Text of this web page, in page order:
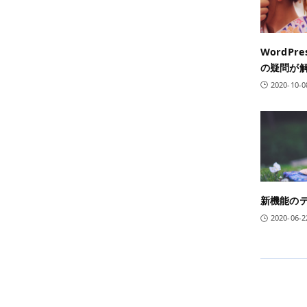
の疑問が
2020-10-
新機能の
2020-06-